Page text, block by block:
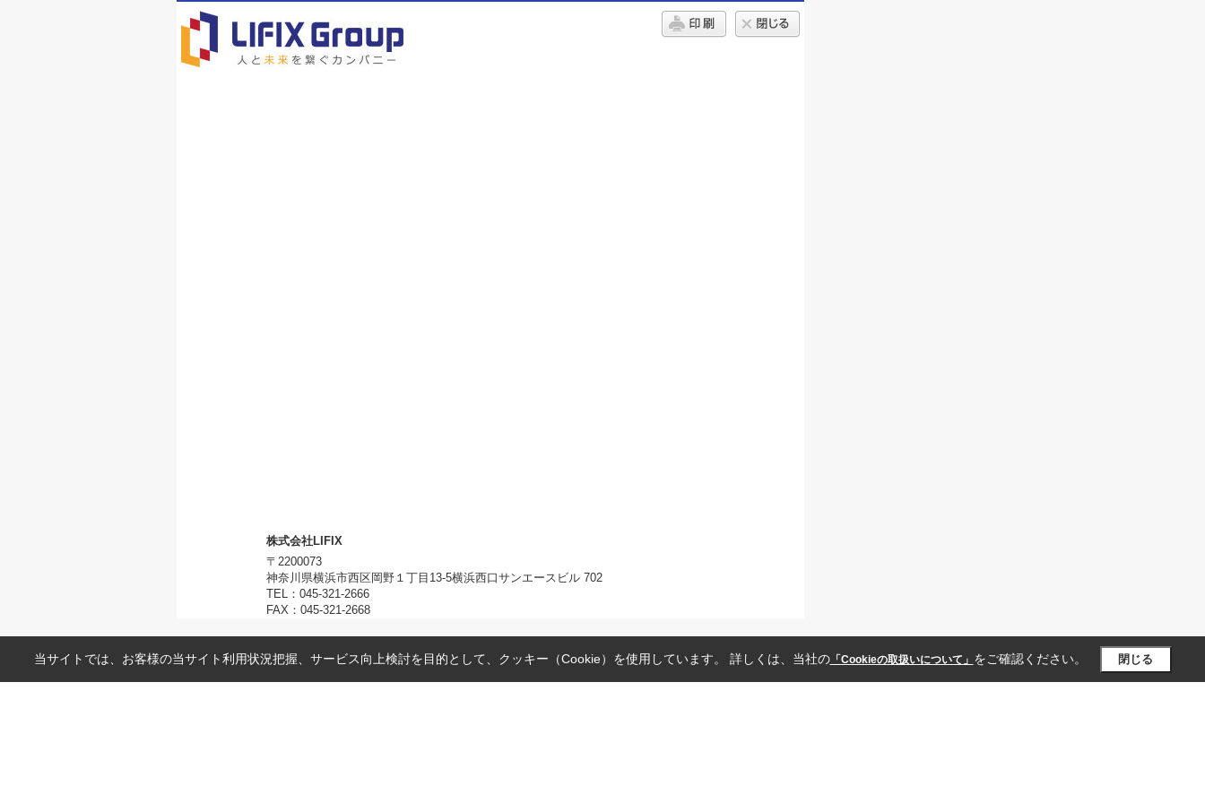
株式会社LIFIX
〒2200073
神奈川県横浜市西区岡野１丁目13-5横浜西口サンエースビル 702
TEL：045-321-2666
FAX：045-321-2668
当サイトでは、お客様の当サイト利用状況把握、サービス向上検討を目的として、クッキー（Cookie）を使用しています。 詳しくは、当社の「Cookieの取扱いについて」 をご確認ください。 閉じる